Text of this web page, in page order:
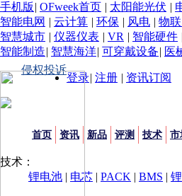
手机版 | OFweek首页 | 太阳能光伏 |
智能电网 | 云计算 | 环保 | 风电 | 物联
智慧城市 | 仪器仪表 | VR | 智能硬件
智能制造| 智慧海洋| 可穿戴设备| 医
侵权投诉
登录| 注册 | 资讯订阅
首页 资讯 新品 评测 技术 市
技术：
锂电池 | 电芯 | PACK | BMS |